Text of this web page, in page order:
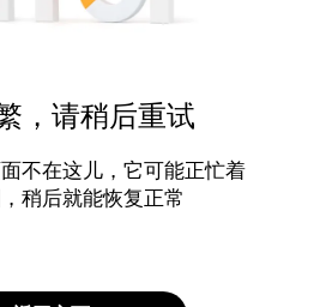
，请稍后重试
不在这儿，它可能正忙着
稍后就能恢复正常